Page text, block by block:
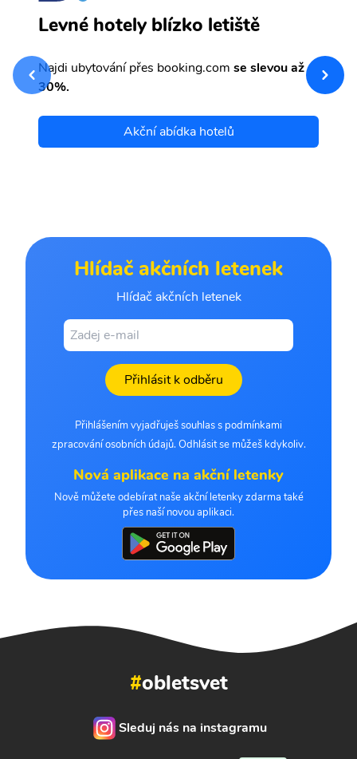
Levné hotely blízko letiště
Najdi ubytování přes booking.com se slevou až
30%.
Akční abídka hotelů
Hlídač akčních letenek
Hlídač akčních letenek
Přihlásit k odběru
Přihlášením vyjadřuješ souhlas s podmínkami
zpracování osobních údajů. Odhlásit se můžeš kdykoliv.
Nová aplikace na akční letenky
Nově můžete odebírat naše akční letenky zdarma také
přes naší novou aplikaci.
#obletsvet
Sleduj nás na instagramu